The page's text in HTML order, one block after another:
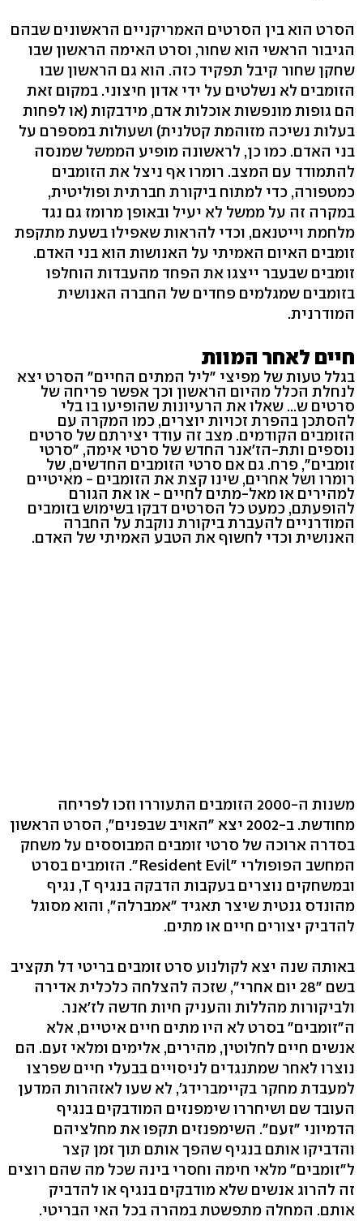
הסרט הוא בין הסרטים האמריקניים הראשונים שבהם
הגיבור הראשי הוא שחור, וסרט האימה הראשון שבו
שחקן שחור קיבל תפקיד כזה. הוא גם הראשון שבו
הזומבים לא נשלטים על ידי אדון חיצוני. במקום זאת
הם גופות מונפשות אוכלות אדם, מידבקות (או לפחות
בעלות נשיכה מזוהמת קטלנית) ושעולות במספרם על
בני האדם. כמו כן, לראשונה מופיע הממשל שמנסה
להתמודד עם המצב. רומרו אף ניצל את הזומבים
כמטפורה, כדי למתוח ביקורת חברתית ופוליטית,
במקרה זה על ממשל לא יעיל ובאופן מרומז גם נגד
מלחמת וייטנאם, וכדי להראות שאפילו בשעת מתקפת
זומבים האיום האמיתי על האנושות הוא בני האדם.
זומבים שבעבר ייצגו את הפחד מהעבדות הוחלפו
בזומבים שמגלמים פחדים של החברה האנושית
המודרנית.
חיים לאחר המוות
בגלל טעות של מפיצי "ליל המתים החיים" הסרט יצא
לנחלת הכלל מהיום הראשון וכך אפשר פריחה של
סרטים ש... שאלו את הרעיונות שהופיעו בו בלי
להסתכן בהפרת זכויות יוצרים, כמו המקרה עם
הזומבים הקודמים. מצב זה עודד יצירתם של סרטים
נוספים ותת-הז'אנר החדש של סרטי אימה, "סרטי
זומבים", פרח. גם אם סרטי הזומבים החדשים, של
רומרו ושל אחרים, שינו קצת את הזומבים - מאיטיים
למהירים או מאל-מתים לחיים - או את הגורם
להופעתם, כמעט כל הסרטים דבקו בשימוש בזומבים
המודרניים להעברת ביקורת נוקבת על החברה
האנושית וכדי לחשוף את הטבע האמיתי של האדם.
משנות ה-2000 הזומבים התעוררו וזכו לפריחה
מחודשת. ב-2002 יצא "האויב שבפנים", הסרט הראשון
בסדרה ארוכה של סרטי זומבים המבוססים על משחק
המחשב הפופולרי "Resident Evil". הזומבים בסרט
ובמשחקים נוצרים בעקבות הדבקה בנגיף T, נגיף
מהונדס גנטית שיצר תאגיד "אמברלה", והוא מסוגל
להדביק יצורים חיים או מתים.
באותה שנה יצא לקולנוע סרט זומבים בריטי דל תקציב
בשם "28 יום אחרי", שזכה להצלחה כלכלית אדירה
ולביקורות מהללות והעניק חיות חדשה לז'אנר.
ה"זומבים" בסרט לא היו מתים חיים איטיים, אלא
אנשים חיים לחלוטין, מהירים, אלימים ומלאי זעם. הם
נוצרו לאחר שמתנגדים לניסויים בבעלי חיים שפרצו
למעבדת מחקר בקיימברידג', לא שעו לאזהרות המדען
העובד שם ושיחררו שימפנזים המודבקים בנגיף
הדמיוני "זעם". השימפנזים תקפו את מחלציהם
והדביקו אותם בנגיף שהפך אותם תוך זמן קצר
ל"זומבים" מלאי חימה וחסרי בינה שכל מה שהם רוצים
זה להרוג אנשים שלא מודבקים בנגיף או להדביק
אותם. המחלה מתפשטת במהרה בכל האי הבריטי.